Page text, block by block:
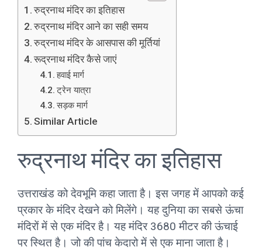
रुद्रनाथ मंदिर का इतिहास
रुद्रनाथ मंदिर आने का सही समय
रुद्रनाथ मंदिर के आसपास की मूर्तियां
रूद्रनाथ मंदिर कैसे जाएं
हवाई मार्ग
ट्रेन यात्रा
सड़क मार्ग
Similar Article
रुद्रनाथ मंदिर का इतिहास
उत्तराखंड को देवभूमि कहा जाता है। इस जगह में आपको कई
प्रकार के मंदिर देखने को मिलेंगे। यह दुनिया का सबसे ऊंचा
मंदिरों में से एक मंदिर है। यह मंदिर 3680 मीटर की ऊंचाई
पर स्थित है। जो की पांच केदारो में से एक माना जाता है।